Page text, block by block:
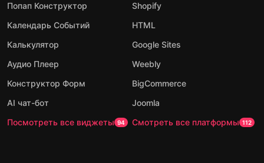
Попап Конструктор
Календарь Событий
Калькулятор
Аудио Плеер
Конструктор Форм
AI чат-бот
Посмотреть все виджеты 94
Shopify
HTML
Google Sites
Weebly
BigCommerce
Joomla
Смотреть все платформы 112